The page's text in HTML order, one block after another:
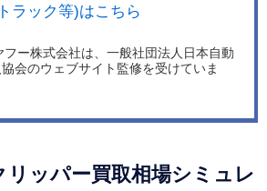
ラック等)はこちら
フー株式会社は、一般社団法人日本自動
会のウェブサイト監修を受けていま
リッパー買取相場シミュレ